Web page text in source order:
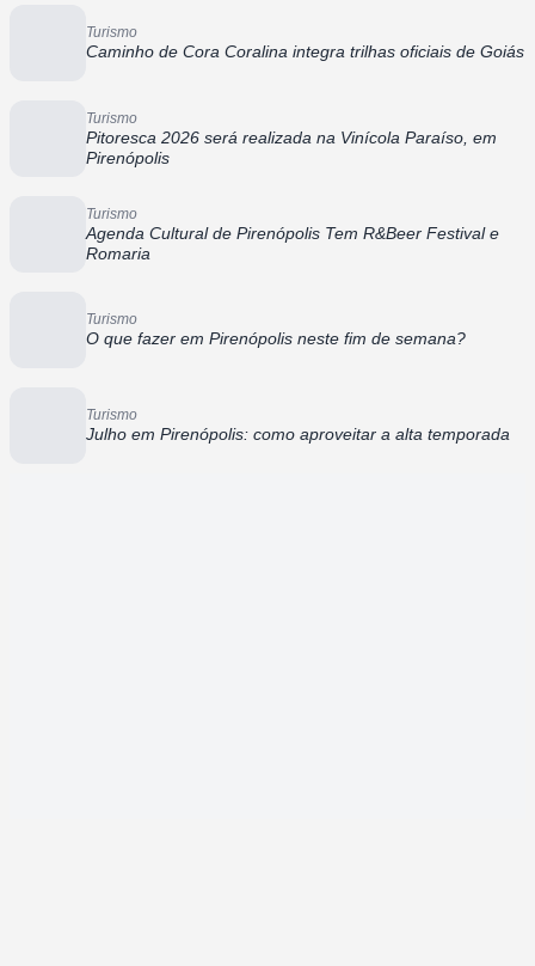
Turismo
Caminho de Cora Coralina integra trilhas oficiais de Goiás
Turismo
Pitoresca 2026 será realizada na Vinícola Paraíso, em
Pirenópolis
Turismo
Agenda Cultural de Pirenópolis Tem R&Beer Festival e
Romaria
Turismo
O que fazer em Pirenópolis neste fim de semana?
Turismo
Julho em Pirenópolis: como aproveitar a alta temporada